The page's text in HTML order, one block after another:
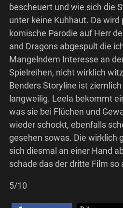
bescheuert und wie sich die
unter keine Kuhhaut. Da
komische Parodie auf Herr
and Dragons abgespult die
Mangelndem Interesse an
Spielreihen, nicht wirklich
Benders Storyline ist
langweilig. Leela bekommt
was sie bei Flüchen und
wieder schockt, ebenfalls
gesehen sowas. Die wirklich
sich diesmal an einer Hand
schade das der dritte Film so
5/10